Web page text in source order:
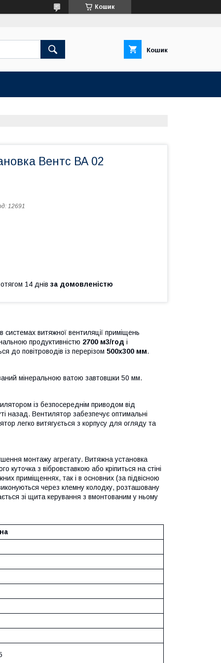
Кошик
Кошик
Вентс ВА 02
12691
14 днів за домовленістю
витяжної вентиляції приміщень
продуктивністю 2700 м3/год і
до повітроводів із перерізом 500х300 мм.
мінеральною ватою завтовшки 50 мм.
із безпосереднім приводом від
назад. Вентилятор забезпечує оптимальні
легко витягується з корпусу для огляду та
монтажу агрегату. Витяжна установка
куточка з вібровставкою або кріпиться на стіні
приміщеннях, так і в основних (за підвісною
через клемну колодку, розташовану
зі щита керування з вмонтованим у ньому